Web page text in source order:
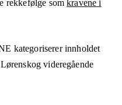
rekkefølge somkravene i
kategoriserer innholdet
Lørenskog videregående